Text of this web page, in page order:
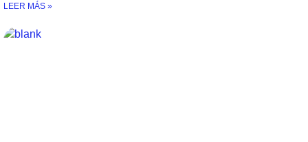
LEER MÁS »